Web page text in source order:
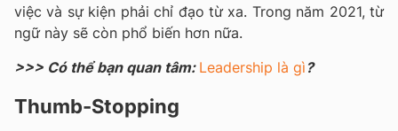
việc và sự kiện phải chỉ đạo từ xa. Trong năm 2021, từ
ngữ này sẽ còn phổ biến hơn nữa.
>>> Có thể bạn quan tâm: Leadership là gì ?
Thumb-Stopping